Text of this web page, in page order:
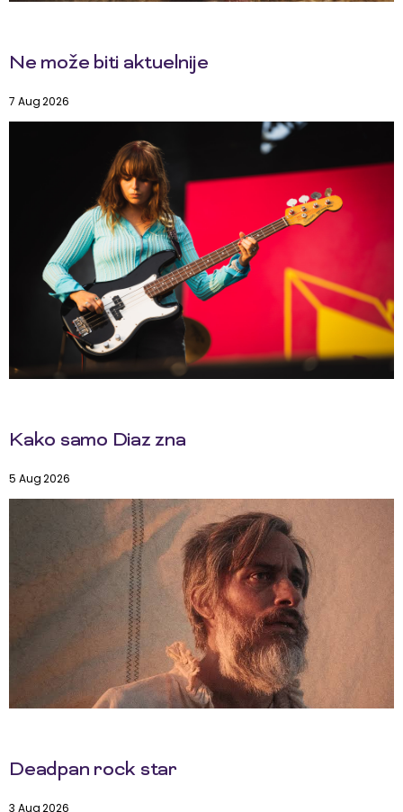
Ne može biti aktuelnije
7 Aug 2026
Kako samo Diaz zna
5 Aug 2026
Deadpan rock star
3 Aug 2026